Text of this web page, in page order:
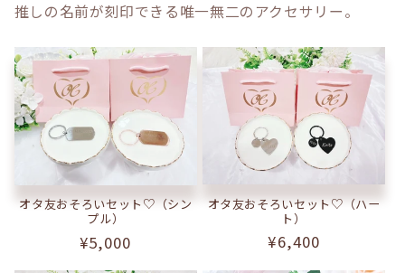
推しの名前が刻印できる唯一無二のアクセサリー。
オタ友おそろいセット♡（シン
プル）
通
¥5,000
オタ友おそろいセット♡（ハー
ト）
通
¥6,400